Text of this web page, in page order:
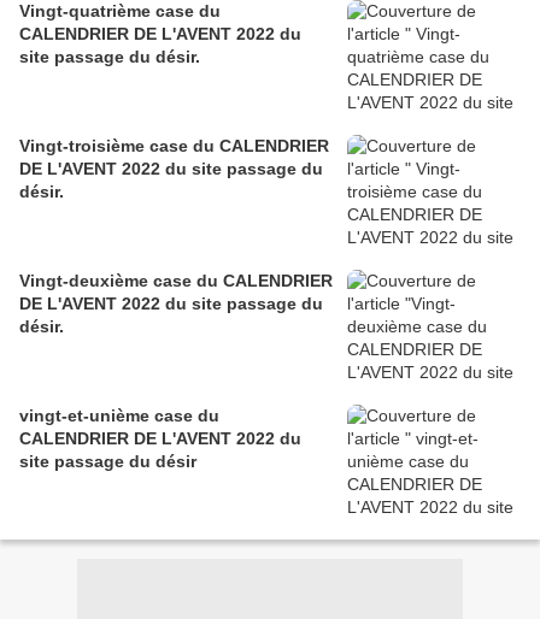
Vingt-quatrième case du
CALENDRIER DE L'AVENT 2022 du
site passage du désir.
Vingt-troisième case du CALENDRIER
DE L'AVENT 2022 du site passage du
désir.
Vingt-deuxième case du CALENDRIER
DE L'AVENT 2022 du site passage du
désir.
vingt-et-unième case du
CALENDRIER DE L'AVENT 2022 du
site passage du désir